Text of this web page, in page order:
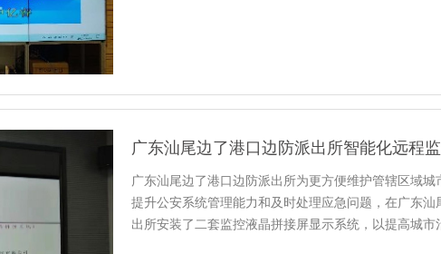
广东汕尾边了港口边防派出所为更方便维护管辖区域城
提升公安系统管理能力和及时处理应急问题，在广东汕
出所安装了二套监控液晶拼接屏显示系统，以提高城市